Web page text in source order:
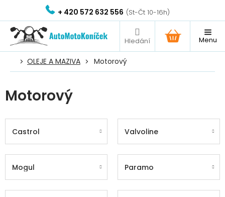
obsah
+ 420 572 632 556
NÁKUPNÍ
KOŠÍK
OLEJE A MAZIVA Motorový
Motorový
Castrol Valvoline
Mogul Paramo